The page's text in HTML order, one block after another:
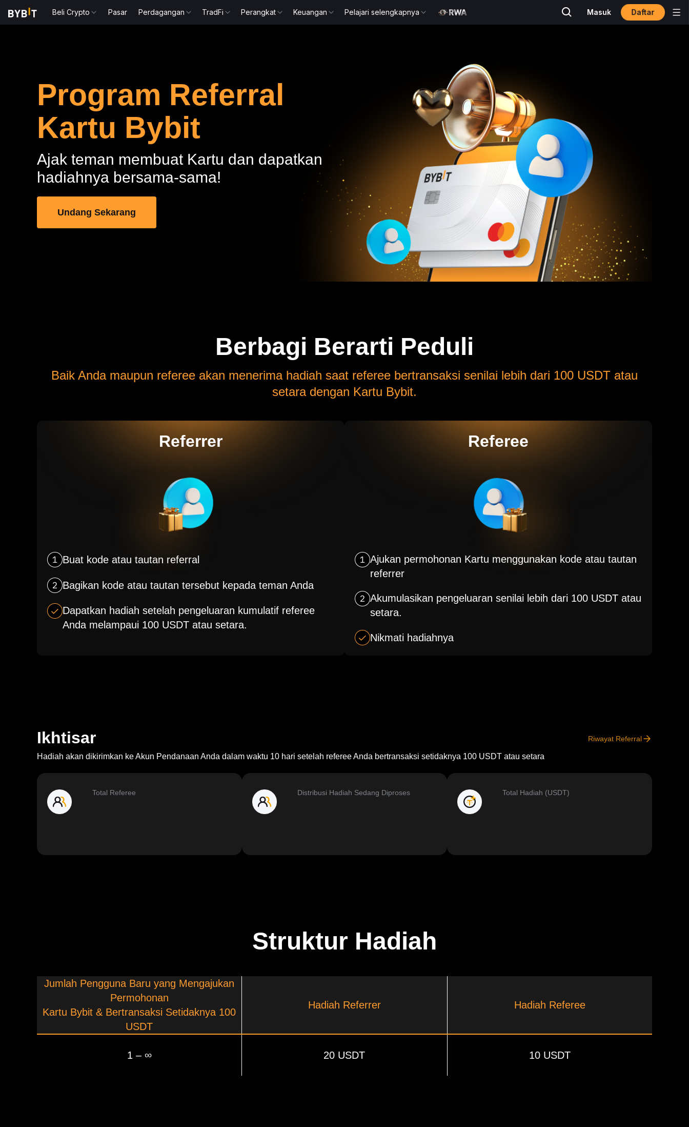
Beli Crypto Pasar Perdagangan TradFi Perangkat Keuangan Pelajari selengkapnya Masuk Daftar
Program Referral
Kartu Bybit
Ajak teman membuat Kartu dan dapatkan
hadiahnya bersama-sama!
Undang Sekarang
Berbagi Berarti Peduli
Baik Anda maupun referee akan menerima hadiah saat referee bertransaksi senilai lebih dari 100 USDT atau
setara dengan Kartu Bybit.
Referrer
Buat kode atau tautan referral
Bagikan kode atau tautan tersebut kepada teman Anda
Dapatkan hadiah setelah pengeluaran kumulatif referee
Anda melampaui 100 USDT atau setara.
Referee
Ajukan permohonan Kartu menggunakan kode atau tautan
referrer
Akumulasikan pengeluaran senilai lebih dari 100 USDT atau
setara.
Nikmati hadiahnya
Ikhtisar Riwayat Referral
Hadiah akan dikirimkan ke Akun Pendanaan Anda dalam waktu 10 hari setelah referee Anda bertransaksi setidaknya 100 USDT atau setara
Total Referee Distribusi Hadiah Sedang Diproses Total Hadiah (USDT)
Struktur Hadiah
Jumlah Pengguna Baru yang Mengajukan
Permohonan
Kartu Bybit & Bertransaksi Setidaknya 100
USDT
Hadiah Referrer Hadiah Referee
1 – ∞ 20 USDT 10 USDT